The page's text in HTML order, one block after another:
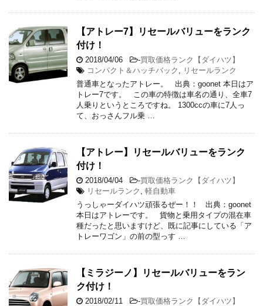
【アトレー7】リセールバリューをランク
付け！
2018/04/06 -買取価格ランク【ダイハツ】
コンパクト＆ハッチバック
リセールランク
普通車となったアトレー。 出典：goonet 本日はア
トレー7です。 この車の特徴は車名の通り、全車7
人乗りというところですね。 1300ccの車に7人っ
て、おっさんフル乗 …
【アトレー】リセールバリューをランク
付け！
2018/04/04 -買取価格ランク【ダイハツ】
リセールランク
軽自動車
うっしゃーダイハツ頑張るぜー！！ 出典：goonet
本日はアトレーです。 貨物と乗用タイプの混在車
種だったと思いますけど、既に記事にしている「ア
トレーワゴン」の前の型っす …
【ミラジーノ】リセールバリューをラン
ク付け！
2018/02/11 -買取価格ランク【ダイハツ】